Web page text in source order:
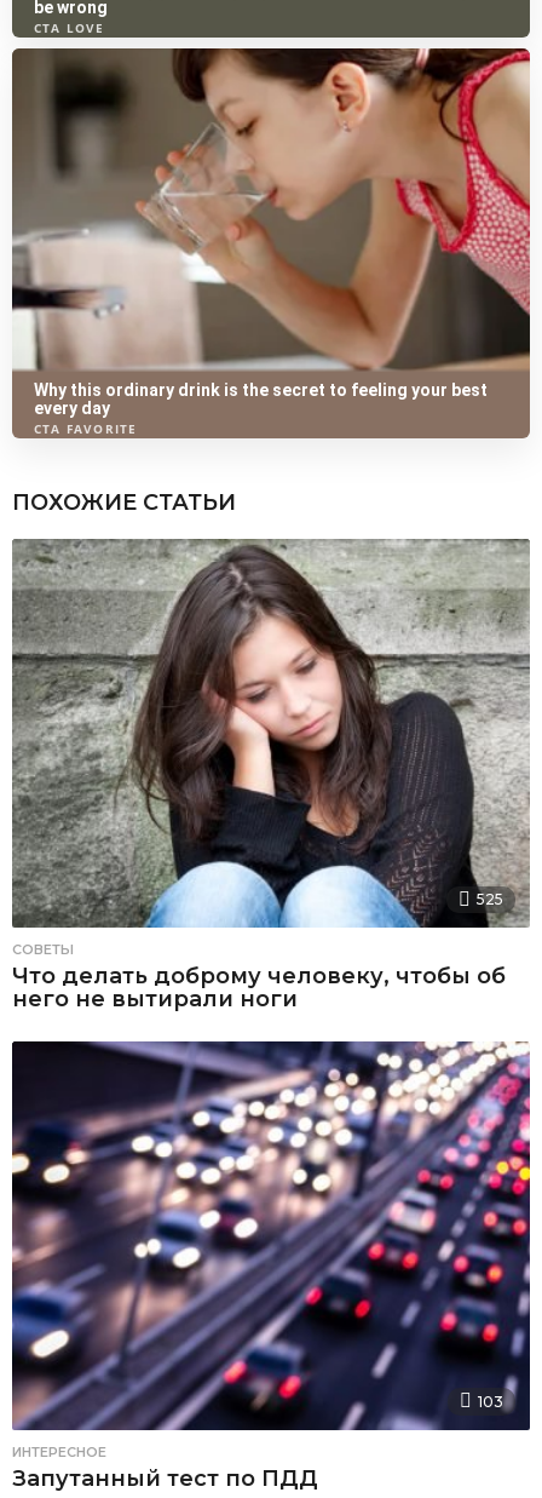
ПОХОЖИЕ СТАТЬИ
525
СОВЕТЫ
Что делать доброму человеку, чтобы об
него не вытирали ноги
103
ИНТЕРЕСНОЕ
Запутанный тест по ПДД